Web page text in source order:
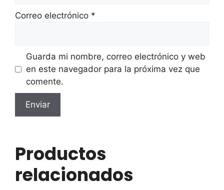
Correo electrónico *
Guarda mi nombre, correo electrónico y web
en este navegador para la próxima vez que
comente.
Productos
relacionados